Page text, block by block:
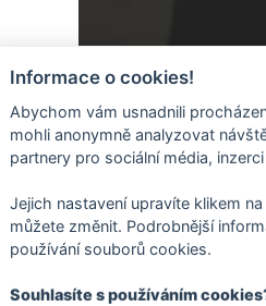
Informace o cookies!
Abychom vám usnadnili
mohli anonymně analyzovat
partnery pro sociální média,
Jejich nastavení upravíte klikem
můžete změnit. Podrobnější
používání souborů cookies.
Souhlasíte s používáním